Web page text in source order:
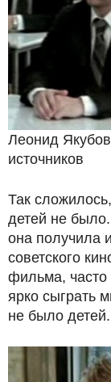
Леонид
источников
Так
детей не
она получила
советского
фильма, часто
ярко сыграть
не было детей.